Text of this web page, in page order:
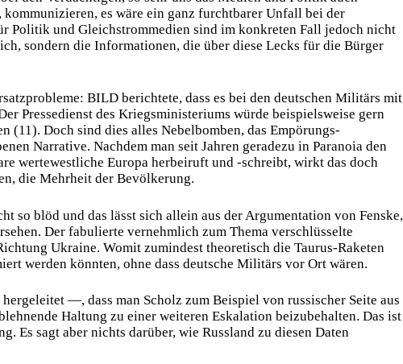
es wäre ein ganz furchtbarer Unfall bei der
Politik und Gleichstrommedien sind im konkreten Fall jedoch nicht
sondern die Informationen, die über diese Lecks für die Bürger
BILD berichtete, dass es bei den deutschen Militärs mit
Pressedienst des Kriegsministeriums würde beispielsweise gern
(11). Doch sind dies alles Nebelbomben, das Empörungs-
Narrative. Nachdem man seit Jahren geradezu in Paranoia den
wertewestliche Europa herbeiruft und -schreibt, wirkt das doch
die Mehrheit der Bevölkerung.
so blöd und das lässt sich allein aus der Argumentation von Fenske,
Der fabulierte vernehmlich zum Thema verschlüsselte
Ukraine. Womit zumindest theoretisch die Taurus-Raketen
werden könnten, ohne dass deutsche Militärs vor Ort wären.
—, dass man Scholz zum Beispiel von russischer Seite aus
Haltung zu einer weiteren Eskalation beizubehalten. Das ist
Es sagt aber nichts darüber, wie Russland zu diesen Daten